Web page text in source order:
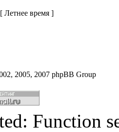
Летнее время ]
2005, 2007 phpBB Group
Function